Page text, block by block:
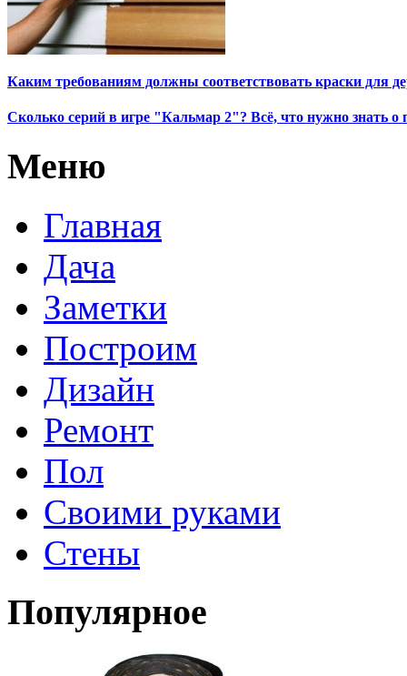
Каким требованиям должны соответствовать краски для
Сколько серий в игре "Кальмар 2"? Всё, что нужно знать о
Меню
Главная
Дача
Заметки
Построим
Дизайн
Ремонт
Пол
Своими руками
Стены
Популярное